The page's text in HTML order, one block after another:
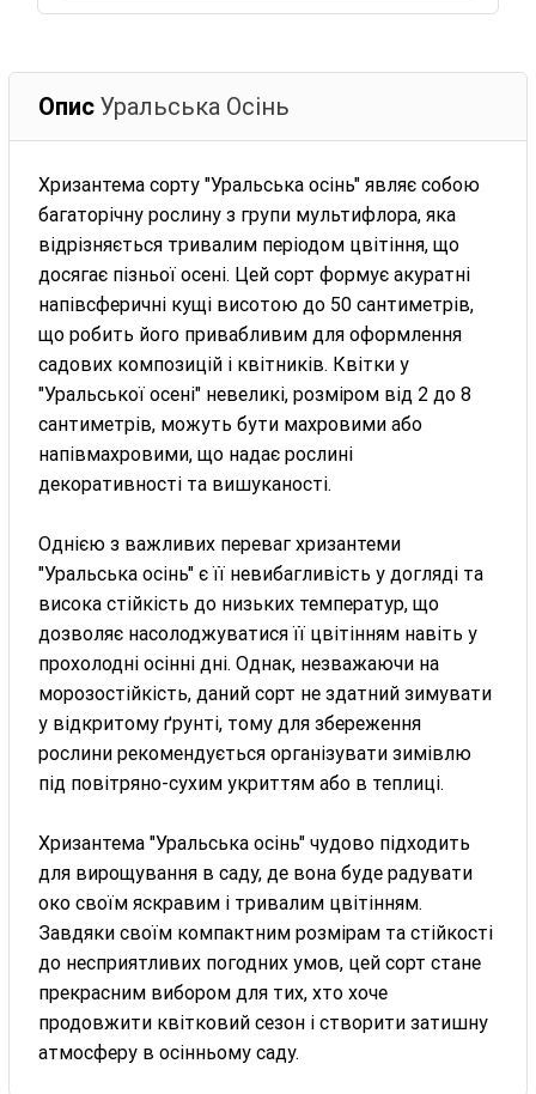
Опис Уральська Осінь
Хризантема сорту "Уральська осінь" являє собою
багаторічну рослину з групи мультифлора, яка
відрізняється тривалим періодом цвітіння, що
досягає пізньої осені. Цей сорт формує акуратні
напівсферичні кущі висотою до 50 сантиметрів,
що робить його привабливим для оформлення
садових композицій і квітників. Квітки у
"Уральської осені" невеликі, розміром від 2 до 8
сантиметрів, можуть бути махровими або
напівмахровими, що надає рослині
декоративності та вишуканості.
Однією з важливих переваг хризантеми
"Уральська осінь" є її невибагливість у догляді та
висока стійкість до низьких температур, що
дозволяє насолоджуватися її цвітінням навіть у
прохолодні осінні дні. Однак, незважаючи на
морозостійкість, даний сорт не здатний зимувати
у відкритому ґрунті, тому для збереження
рослини рекомендується організувати зимівлю
під повітряно-сухим укриттям або в теплиці.
Хризантема "Уральська осінь" чудово підходить
для вирощування в саду, де вона буде радувати
око своїм яскравим і тривалим цвітінням.
Завдяки своїм компактним розмірам та стійкості
до несприятливих погодних умов, цей сорт стане
прекрасним вибором для тих, хто хоче
продовжити квітковий сезон і створити затишну
атмосферу в осінньому саду.